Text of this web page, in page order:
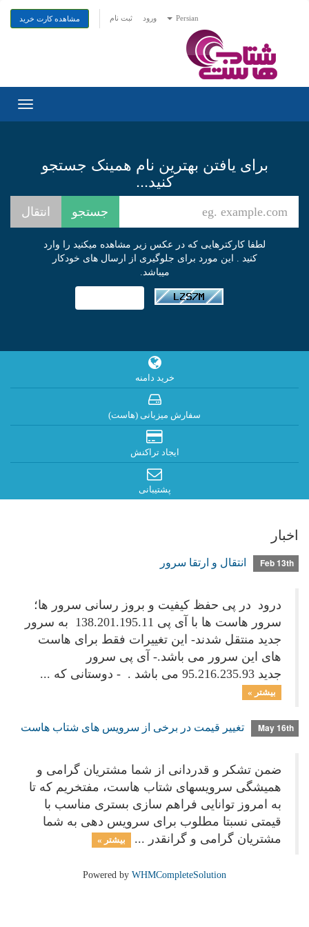
Persian ورود ثبت نام مشاهده کارت خرید
برای یافتن بهترین نام همینک جستجو
کنید...
لطفا کارکترهایی که در عکس زیر مشاهده میکنید را وارد
کنید . این مورد برای جلوگیری از ارسال های خودکار
میباشد.
خرید دامنه
سفارش میزبانی (هاست)
ایجاد تراکنش
پشتیبانی
اخبار
Feb 13th انتقال و ارتقا سرور
درود در پی حفظ کیفیت و بروز رسانی سرور ها؛
سرور هاست ها با آی پی 138.201.195.11 به سرور
جدید منتقل شدند- این تغییرات فقط برای هاست
های این سرور می باشد.- آی پی سرور
جدید 95.216.235.93 می باشد . - دوستانی که ...
بیشتر »
May 16th تغییر قیمت در برخی از سرویس های شتاب هاست
ضمن تشکر و قدردانی از شما مشتریان گرامی و
همیشگی سرویسهای شتاب هاست، مفتخریم که تا
به امروز توانایی فراهم سازی بستری مناسب با
قیمتی نسبتا مطلوب برای سرویس دهی به شما
مشتریان گرامی و گرانقدر ...
بیشتر »
Powered by WHMCompleteSolution